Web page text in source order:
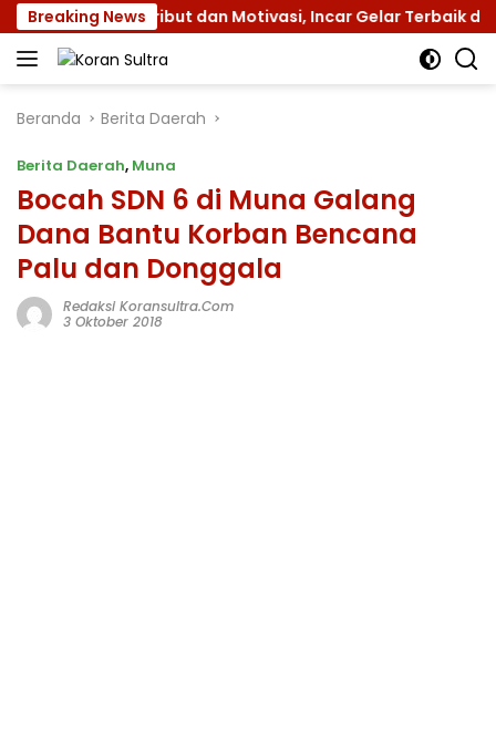
Langsung
ke
konten
Breaking News
dengan Atribut dan Motivasi, Incar Gelar Terbaik di Sultra
Beranda Berita Daerah
Berita Daerah, Muna
Bocah SDN 6 di Muna Galang
Dana Bantu Korban Bencana
Palu dan Donggala
Redaksi Koransultra.com
3 Oktober 2018